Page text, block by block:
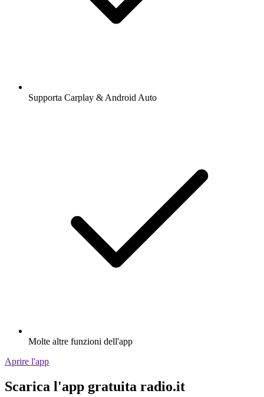
Supporta Carplay & Android Auto
Molte altre funzioni dell'app
Aprire l'app
Scarica l'app gratuita radio.it